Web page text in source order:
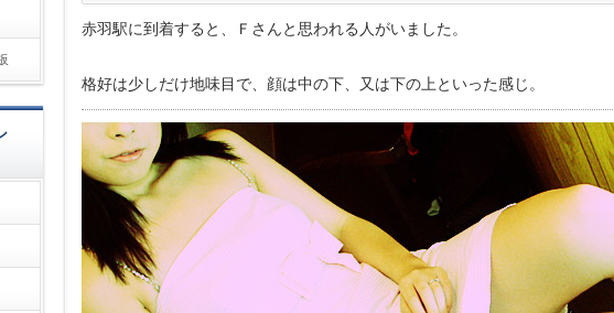
赤羽駅に到着すると、Ｆさんと思われる人がいました。
格好は少しだけ地味目で、顔は中の下、又は下の上といった感じ。